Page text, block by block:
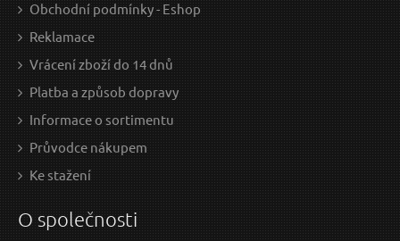
Obchodní podmínky - Eshop
Reklamace
Vrácení zboží do 14 dnů
Platba a způsob dopravy
Informace o sortimentu
Průvodce nákupem
Ke stažení
O společnosti